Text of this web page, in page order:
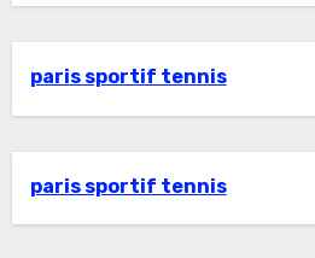
paris sportif tennis
paris sportif tennis